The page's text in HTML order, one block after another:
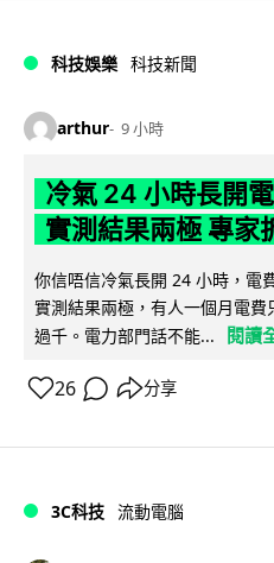
科技娛樂 科技新聞
arthur 9 小時
冷氣 24 小時長開
實測結果兩極 專家
你信唔信冷氣長開 24 小時，電
實測結果兩極，有人一個月電
過千。電力部門話不能...
閱讀
26 分享
3C科技 流動電腦